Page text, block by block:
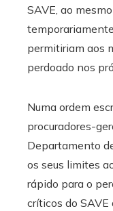
SAVE, ao
permitiriam aos
perdoado nos
Numa ordem
procuradores-
Departamento
os seus limites
rápido para o
críticos do SAVE